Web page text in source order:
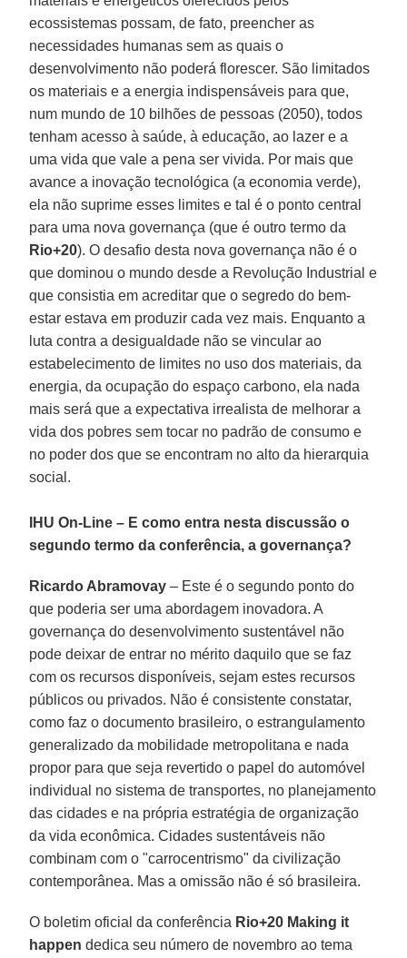
ecossistemas possam, de fato, preencher as
necessidades humanas sem as quais o
desenvolvimento não poderá florescer. São limitados
os materiais e a energia indispensáveis para que,
num mundo de 10 bilhões de pessoas (2050), todos
tenham acesso à saúde, à educação, ao lazer e a
uma vida que vale a pena ser vivida. Por mais que
avance a inovação tecnológica (a economia verde),
ela não suprime esses limites e tal é o ponto central
para uma nova governança (que é outro termo da
Rio+20). O desafio desta nova governança não é o
que dominou o mundo desde a Revolução Industrial e
que consistia em acreditar que o segredo do bem-
estar estava em produzir cada vez mais. Enquanto a
luta contra a desigualdade não se vincular ao
estabelecimento de limites no uso dos materiais, da
energia, da ocupação do espaço carbono, ela nada
mais será que a expectativa irrealista de melhorar a
vida dos pobres sem tocar no padrão de consumo e
no poder dos que se encontram no alto da hierarquia
social.
IHU On-Line – E como entra nesta discussão o
segundo termo da conferência, a governança?
Ricardo Abramovay– Este é o segundo ponto do
que poderia ser uma abordagem inovadora. A
governança do desenvolvimento sustentável não
pode deixar de entrar no mérito daquilo que se faz
com os recursos disponíveis, sejam estes recursos
públicos ou privados. Não é consistente constatar,
como faz o documento brasileiro, o estrangulamento
generalizado da mobilidade metropolitana e nada
propor para que seja revertido o papel do automóvel
individual no sistema de transportes, no planejamento
das cidades e na própria estratégia de organização
da vida econômica. Cidades sustentáveis não
combinam com o "carrocentrismo" da civilização
contemporânea. Mas a omissão não é só brasileira.
O boletim oficial da conferência Rio+20 Making it
happen dedica seu número de novembro ao tema